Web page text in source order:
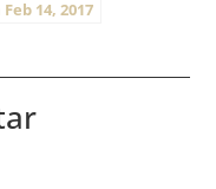
14, 2017